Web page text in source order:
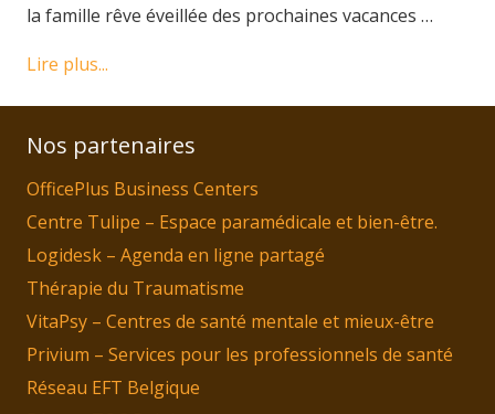
la famille rêve éveillée des prochaines vacances …
Lire plus...
Nos partenaires
OfficePlus Business Centers
Centre Tulipe – Espace paramédicale et bien-être.
Logidesk – Agenda en ligne partagé
Thérapie du Traumatisme
VitaPsy – Centres de santé mentale et mieux-être
Privium – Services pour les professionnels de santé
Réseau EFT Belgique